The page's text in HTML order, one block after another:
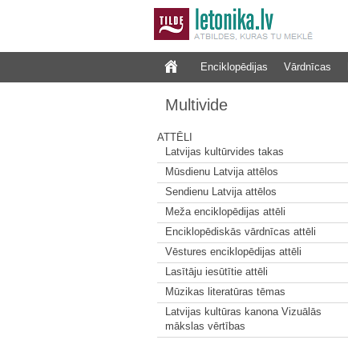
Enciklopēdijas Vārdnīcas
Multivide
ATTĒLI
Latvijas kultūrvides takas
Mūsdienu Latvija attēlos
Sendienu Latvija attēlos
Meža enciklopēdijas attēli
Enciklopēdiskās vārdnīcas attēli
Vēstures enciklopēdijas attēli
Lasītāju iesūtītie attēli
Mūzikas literatūras tēmas
Latvijas kultūras kanona Vizuālās
mākslas vērtības